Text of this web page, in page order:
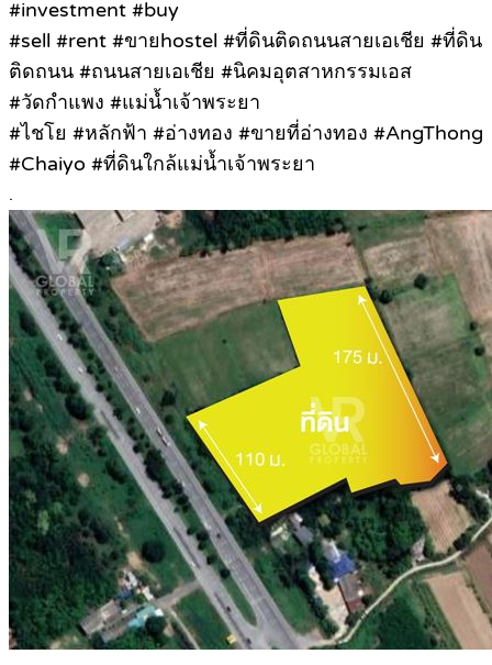
#investment #buy
#sell #rent #ขายhostel #ที่ดินติดถนนสายเอเชีย #ที่ดิน
ติดถนน #ถนนสายเอเชีย #นิคมอุตสาหกรรมเอส
#วัดกำแพง #แม่น้ำเจ้าพระยา
#ไชโย #หลักฟ้า #อ่างทอง #ขายที่อ่างทอง #AngThong
#Chaiyo #ที่ดินใกล้แม่น้ำเจ้าพระยา
.